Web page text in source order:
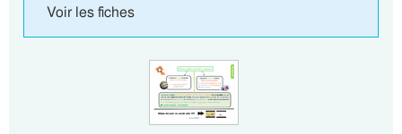
Voir les fiches